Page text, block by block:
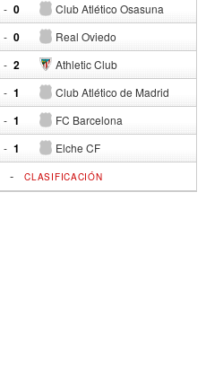
- Club Atlético Osasuna
0
- Real Oviedo
0
- Athletic Club
2
- Club Atlético de Madrid
1
- FC Barcelona
1
- Elche CF
1
-CLASIFICACIÓN